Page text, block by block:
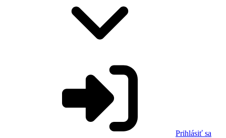
Prihlásiť sa